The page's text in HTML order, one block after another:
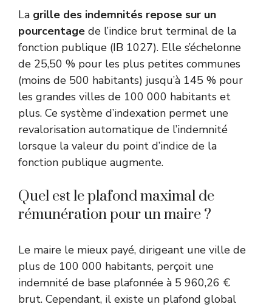
La grille des indemnités repose sur un
pourcentage de l’indice brut terminal de la
fonction publique (IB 1027). Elle s’échelonne
de 25,50 % pour les plus petites communes
(moins de 500 habitants) jusqu’à 145 % pour
les grandes villes de 100 000 habitants et
plus. Ce système d’indexation permet une
revalorisation automatique de l’indemnité
lorsque la valeur du point d’indice de la
fonction publique augmente.
Quel est le plafond maximal de
rémunération pour un maire ?
Le maire le mieux payé, dirigeant une ville de
plus de 100 000 habitants, perçoit une
indemnité de base plafonnée à 5 960,26 €
brut. Cependant, il existe un plafond global